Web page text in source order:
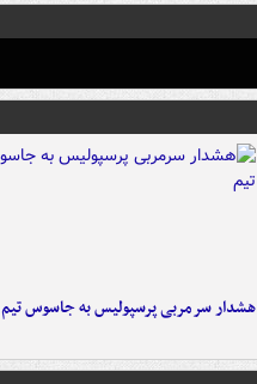
هشدار سرمربی پرسپولیس به جاسوس تیم